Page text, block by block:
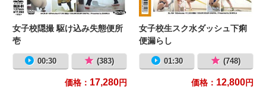
女子校隠撮 駆け込み失態便所
壱
00:30 (383)
価格： 17,280円
女子校生スク水ダッシュ下痢
便漏らし
01:30 (748)
価格： 12,800円